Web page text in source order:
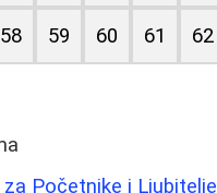
58 59 60 61 62
Početnike i